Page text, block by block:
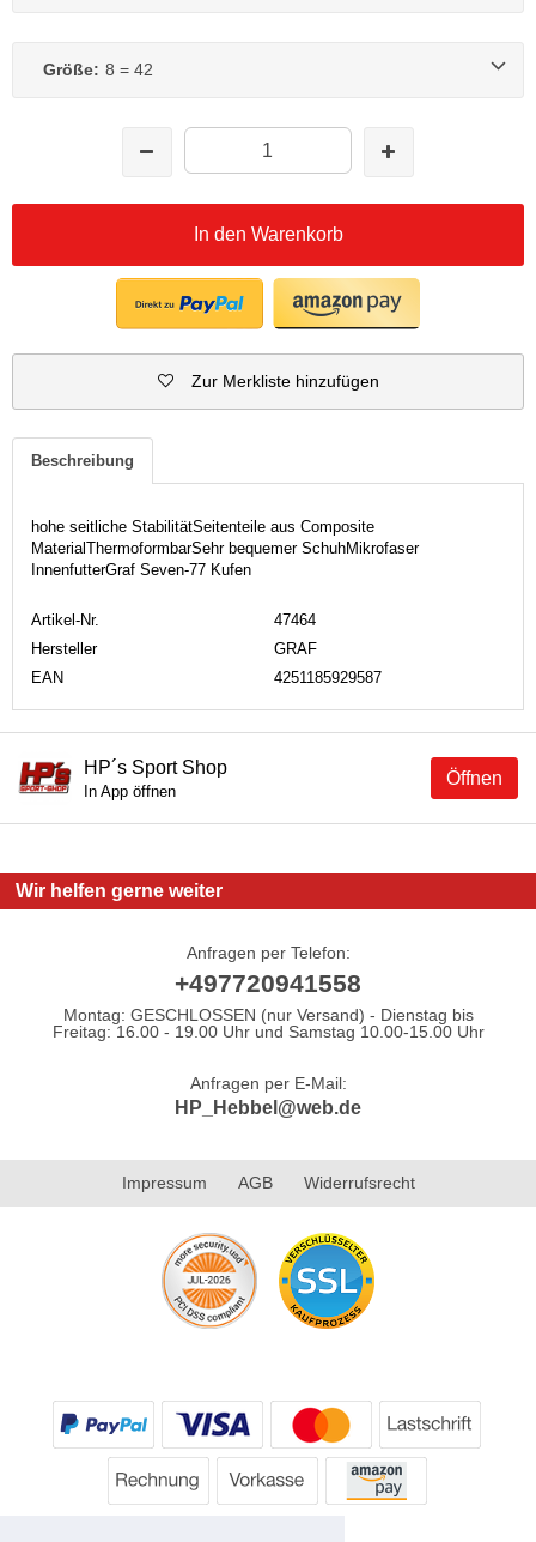
Größe: 8 = 42
In den Warenkorb
Zur Merkliste hinzufügen
Beschreibung
hohe seitliche StabilitätSeitenteile aus Composite
MaterialThermoformbarSehr bequemer SchuhMikrofaser
InnenfutterGraf Seven-77 Kufen
Artikel-Nr.
47464
Hersteller
GRAF
EAN
4251185929587
Öffnen
HP´s Sport Shop
In App öffnen
Wir helfen gerne weiter
Anfragen per Telefon:
+497720941558
Montag: GESCHLOSSEN (nur Versand) - Dienstag bis
Freitag: 16.00 - 19.00 Uhr und Samstag 10.00-15.00 Uhr
Anfragen per E-Mail:
HP_Hebbel@web.de
Impressum AGB Widerrufsrecht